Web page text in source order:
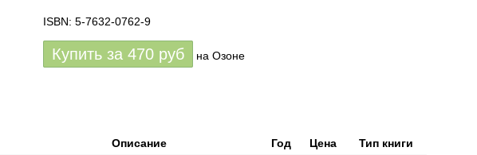
ISBN: 5-7632-0762-9
Купить за 470 руб на Озоне
Описание Год Цена
Тип книги